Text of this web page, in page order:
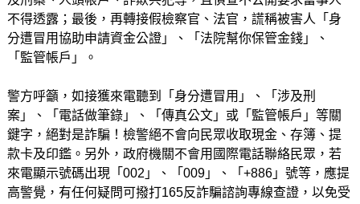
不得透露；最後，再轉接假檢察官、法官，謊稱被害人「身
分遭冒用協助申請資金公證」、「法院幫你保管金錢」、
「監管帳戶」。
警方呼籲，如接獲來電聽到「身分遭冒用」、「涉及刑
案」、「電話做筆錄」、「傳真公文」或「監管帳戶」等關
鍵字，絕對是詐騙！檢警絕不會向民眾收取現金、存簿、提
款卡及印鑑。另外，政府機關不會用國際電話聯絡民眾，若
來電顯示號碼出現「002」、「009」、「+886」號等，應提
高警覺，有任何疑問可撥打165反詐騙諮詢專線查證，以免受